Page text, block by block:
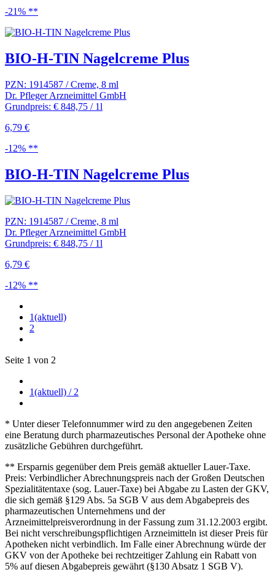
-21% **
BIO-H-TIN Nagelcreme Plus
PZN: 1914587 / Creme, 8 ml
Dr. Pfleger Arzneimittel GmbH
Grundpreis: € 848,75 / 1l
6,79 €
-12% **
BIO-H-TIN Nagelcreme Plus
PZN: 1914587 / Creme, 8 ml
Dr. Pfleger Arzneimittel GmbH
Grundpreis: € 848,75 / 1l
6,79 €
-12% **
1(aktuell)
2
Seite 1 von 2
1(aktuell) / 2
* Unter dieser Telefonnummer wird zu den angegebenen Zeiten
eine Beratung durch pharmazeutisches Personal der Apotheke ohne
zusätzliche Gebühren durchgeführt.
** Ersparnis gegenüber dem Preis gemäß aktueller Lauer-Taxe.
Preis: Verbindlicher Abrechnungspreis nach der Großen Deutschen
Spezialitätentaxe (sog. Lauer-Taxe) bei Abgabe zu Lasten der GKV,
die sich gemäß §129 Abs. 5a SGB V aus dem Abgabepreis des
pharmazeutischen Unternehmens und der
Arzneimittelpreisverordnung in der Fassung zum 31.12.2003 ergibt.
Bei nicht verschreibungspflichtigen Arzneimitteln ist dieser Preis für
Apotheken nicht verbindlich. Im Falle einer Abrechnung würde der
GKV von der Apotheke bei rechtzeitiger Zahlung ein Rabatt von
5% auf diesen Abgabepreis gewährt (§130 Absatz 1 SGB V).